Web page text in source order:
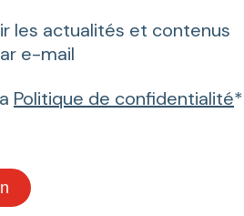
les actualités et contenus
e-mail
Politique de confidentialité*